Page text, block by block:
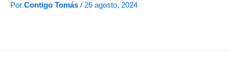
Por Contigo Tomás / 26 agosto, 2024